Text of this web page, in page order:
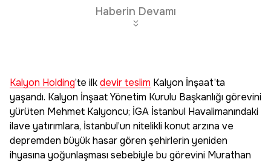
Haberin Devamı
Kalyon Holding’te ilkdevir teslim Kalyon İnşaat’ta
yaşandı. Kalyon İnşaat Yönetim Kurulu Başkanlığı görevini
yürüten Mehmet Kalyoncu; İGA İstanbul Havalimanındaki
ilave yatırımlara, İstanbul’un nitelikli konut arzına ve
depremden büyük hasar gören şehirlerin yeniden
ihyasına yoğunlaşması sebebiyle bu görevini Murathan